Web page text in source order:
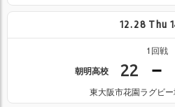
12.28 Thu
1回戦
朝明高校 22
東大阪市花園ラグビー